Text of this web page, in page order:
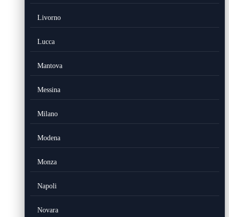
Livorno
Lucca
Mantova
Messina
Milano
Modena
Monza
Napoli
Novara